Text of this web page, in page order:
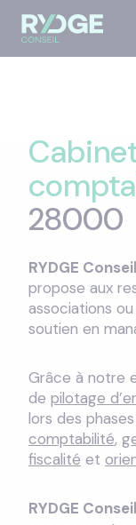
28000
RYDGE Conseil
propose aux
associations
soutien en
Grâce à notre
de pilotage
lors des
comptabilité,
fiscalité et
RYDGE Conseil